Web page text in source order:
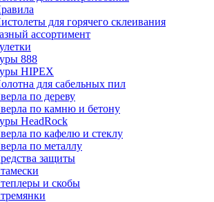
для горячего склеивания
ассортимент
888
HIPEX
для сабельных пил
по дереву
по камню и бетону
HeadRock
по кафелю и стеклу
по металлу
защиты
и скобы